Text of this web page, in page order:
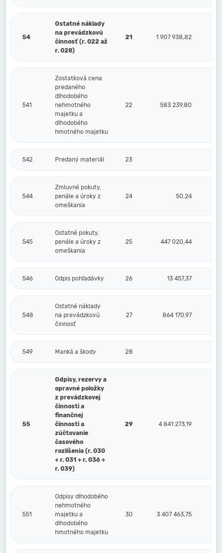
54
Ostatné náklady
na prevádzkovú
činnosť (r. 022 až
r. 028)
21 1 907 938,82
541
Zostatková cena
predaného
dlhodobého
nehmotného
majetku a
dlhodobého
hmotného majetku
22 583 239,80
542 Predaný materiál 23
544
Zmluvné pokuty,
penále a úroky z
omeškania
24 50,24
545
Ostatné pokuty,
penále a úroky z
omeškania
25 447 020,44
546 Odpis pohľadávky 26 13 457,37
548
Ostatné náklady
na prevádzkovú
činnosť
27 864 170,97
549 Manká a škody 28
55
Odpisy, rezervy a
opravné položky
z prevádzkovej
činnosti a
finančnej
činnosti a
zúčtovanie
časového
rozlíšenia (r. 030
+ r. 031 + r. 036 +
r. 039)
29 4 841 273,19
551
Odpisy dlhodobého
nehmotného
majetku a
dlhodobého
hmotného majetku
30 3 407 463,75